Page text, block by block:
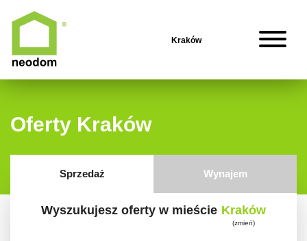
Oferty Kraków
Sprzedaż Wynajem
Wyszukujesz oferty w mieście Kraków
(zmień)